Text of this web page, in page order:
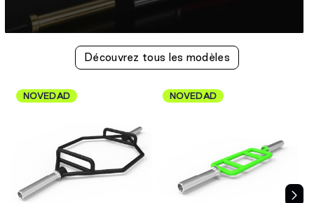
Découvrez tous les modèles
NOVEDAD NOVEDAD